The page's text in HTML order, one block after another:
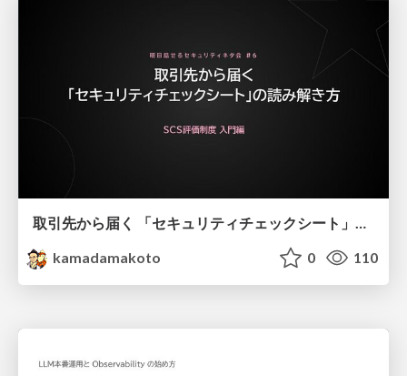
取引先から届く 「セキュリティチェックシート」の読み解き方
kamadamakoto
0 110